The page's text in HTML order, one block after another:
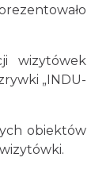
wizytówek
„INDU-
obiektów